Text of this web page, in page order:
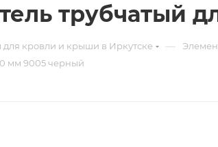
трубчатый
кровли и крыши в Иркутске —
мм 9005 черный